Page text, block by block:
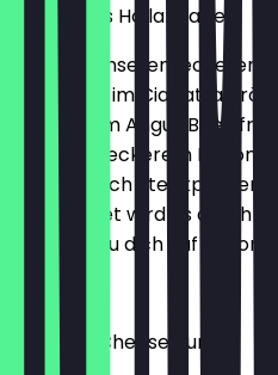
Best Angus Hollandaise
Genieße unseren leckeren
zubereitet im Ciabatta
aus bestem Angus Beef,
Zwiebeln, leckerem Bacon,
einem Hauch Steakpfeffer
abgerundet wird es durch
Sauce! Freu dich auf
Absolute Cheese Burger